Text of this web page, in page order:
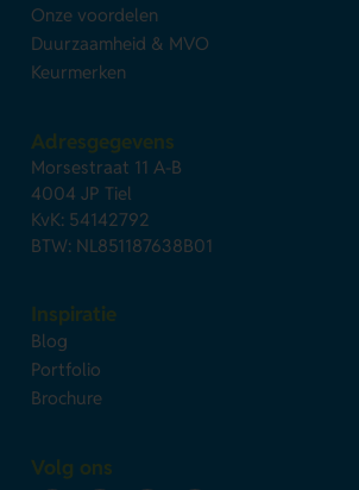
Onze voordelen
Duurzaamheid & MVO
Keurmerken
Adresgegevens
Morsestraat 11 A-B
4004 JP Tiel
KvK: 54142792
BTW: NL851187638B01
Inspiratie
Blog
Portfolio
Brochure
Volg ons